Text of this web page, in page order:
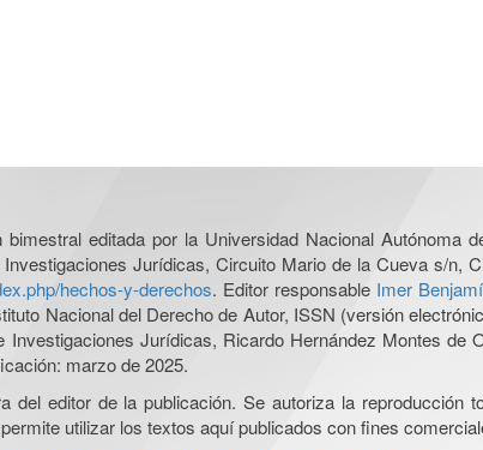
editada por la Universidad Nacional Autónoma
Jurídicas, Circuito Mario de la Cueva s/n,
hechos-y-derechos. Editor responsable Imer
Nacional del Derecho de Autor, ISSN (versión
Jurídicas, Ricardo Hernández Montes de
marzo de 2025.
editor de la publicación. Se autoriza la reproducción
utilizar los textos aquí publicados con fines